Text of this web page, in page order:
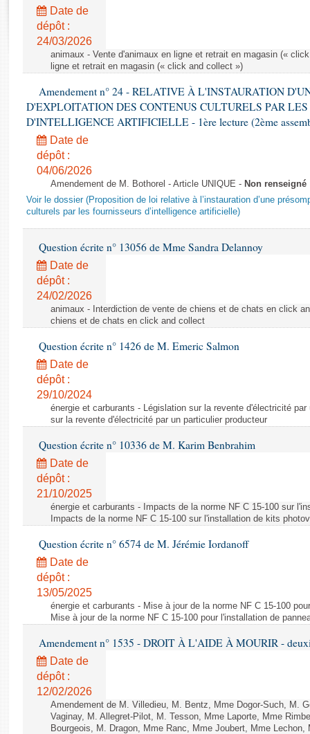
Rapports législatifs
Rapports sur l'application des lois
Baromètre de l’application des lois
Dossiers législatifs
Budget et sécurité sociale
Questions écrites et orales
Comptes rendus des débats
Date de
dépôt :
24/03/2026
animaux - Vente d'animaux en ligne et retrait en magasin («
ligne et retrait en magasin (« click and collect »)
Amendement n° 24 - RELATIVE À L'INSTAURATION
D'EXPLOITATION DES CONTENUS CULTURELS PAR LES
D'INTELLIGENCE ARTIFICIELLE - 1ère lecture (2ème
Date de
dépôt :
04/06/2026
Amendement de M. Bothorel - Article UNIQUE - Non renseigné
Voir le dossier (Proposition de loi relative à l’instauration d’une
culturels par les fournisseurs d’intelligence artificielle)
Question écrite n° 13056 de Mme Sandra Delannoy
Date de
dépôt :
24/02/2026
animaux - Interdiction de vente de chiens et de chats en click
chiens et de chats en click and collect
Question écrite n° 1426 de M. Emeric Salmon
Date de
dépôt :
29/10/2024
énergie et carburants - Législation sur la revente d'électricité
sur la revente d'électricité par un particulier producteur
Question écrite n° 10336 de M. Karim Benbrahim
Date de
dépôt :
21/10/2025
énergie et carburants - Impacts de la norme NF C 15-100 sur
Impacts de la norme NF C 15-100 sur l'installation de kits
Question écrite n° 6574 de M. Jérémie Iordanoff
Date de
dépôt :
13/05/2025
énergie et carburants - Mise à jour de la norme NF C 15-100
Mise à jour de la norme NF C 15-100 pour l'installation de
Amendement n° 1535 - DROIT À L'AIDE À MOURIR -
Date de
dépôt :
12/02/2026
Amendement de M. Villedieu, M. Bentz, Mme Dogor-Such, M.
Vaginay, M. Allegret-Pilot, M. Tesson, Mme Laporte, Mme
Bourgeois, M. Dragon, Mme Ranc, Mme Joubert, Mme